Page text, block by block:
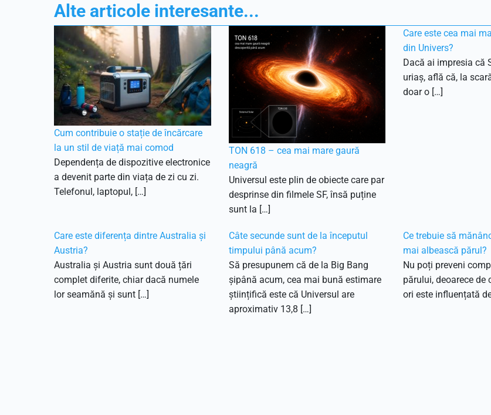
Alte articole interesante...
Cum contribuie o stație de încărcare
la un stil de viață mai comod
Dependența de dispozitive electronice
a devenit parte din viața de zi cu zi.
Telefonul, laptopul, […]
TON 618 – cea mai mare gaură
neagră
Universul este plin de obiecte care par
desprinse din filmele SF, însă puține
sunt la […]
Care este cea mai
din Univers?
Dacă ai impresia că
uriaș, află că, la
doar o […]
Care este diferența dintre Australia și
Austria?
Australia și Austria sunt două țări
complet diferite, chiar dacă numele
lor seamănă și sunt […]
Câte secunde sunt de la începutul
timpului până acum?
Să presupunem că de la Big Bang
șipână acum, cea mai bună estimare
științifică este că Universul are
aproximativ 13,8 […]
Ce trebuie să
mai albească părul?
Nu poți preveni
părului, deoarece de
ori este influențată